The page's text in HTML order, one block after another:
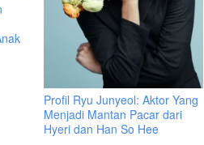
Profil Ryu Junyeol: Aktor Yang
Menjadi Mantan Pacar dari
Hyeri dan Han So Hee